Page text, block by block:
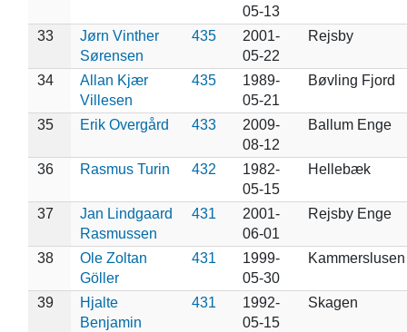
05-13
33
Jørn Vinther
Sørensen
435
2001-
05-22
Rejsby
34
Allan Kjær
Villesen
435
1989-
05-21
Bøvling Fjord
35 Erik Overgård 433
2009-
08-12
Ballum Enge
36 Rasmus Turin 432
1982-
05-15
Hellebæk
37
Jan Lindgaard
Rasmussen
431
2001-
06-01
Rejsby Enge
38
Ole Zoltan
Göller
431
1999-
05-30
Kammerslusen
39
Hjalte
Benjamin
431
1992-
05-15
Skagen